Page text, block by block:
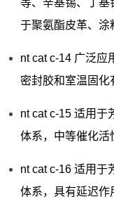
等、辛基锡、丁基
于聚氨酯皮革、涂
nt cat c-14 广泛应
密封胶和室温固化
nt cat c-15 适用于
体系，中等催化活
nt cat c-16 适用于
体系，具有延迟作